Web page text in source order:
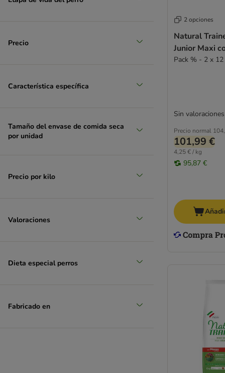
Opti Life
Pedigree
Primal
PURINA ONE
Rinti Canine
Rosie's Farm
Simpsons Premium
Trovet
Wiejska Zagroda
Precio
Característica específica
Tamaño del envase de comida seca
por unidad
Precio por kilo
Valoraciones
Dieta especial perros
Fabricado en
2 opciones
Natural
Junior Maxi
Pack % - 2 x 12
Precio normal
101,99 €
4,25 € / kg
95,87 €
Sin valoraciones